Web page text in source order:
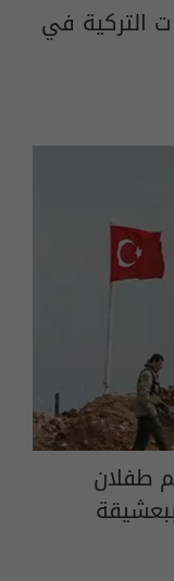
التركية في
طفلان